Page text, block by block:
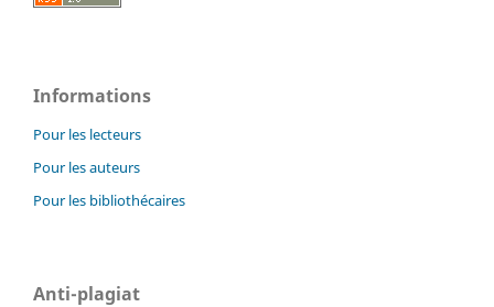
Informations
Pour les lecteurs
Pour les auteurs
Pour les bibliothécaires
Anti-plagiat